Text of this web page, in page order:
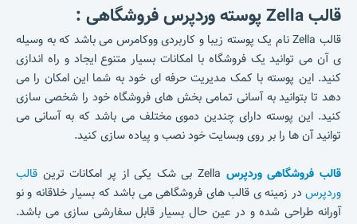
قالب Zella پوسته وردپرس فروشگاهی :
قالب Zella نام یک پوسته زیبا و کاربردی ووکامرس می باشد که به وسیله
ی آن می توانید یک فروشگاه با امکانات بسیار متنوع ایجاد و راه اندازی
کنید. این پوسته با کمک مدیریت حرفه ای خود به شما این امکان را می
دهد تا بتوانید به آسانی تمامی بخش های فروشگاه خود را شخصی سازی
کنید. این پوسته دارای چندین دموی مختلف می باشد که به آسانی می
توانید آن ها را بر روی وبسایت خود نصب و پیاده سازی کنید.
قالب فروشگاهی وردپرس
قالب
وردپرس در زمینه ی قالب های فروشگاهی می باشد که بسیار خلاقانه و نو
آورانه طراحی شده و در عین حال بسیار قابل سفارشی سازی می باشد.